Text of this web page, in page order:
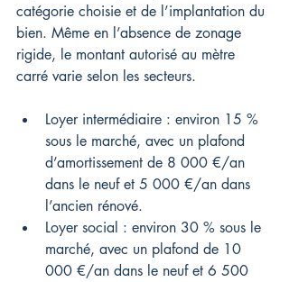
catégorie choisie et de l’implantation du
bien. Même en l’absence de zonage
rigide, le montant autorisé au mètre
carré varie selon les secteurs.
Loyer intermédiaire : environ 15 %
sous le marché, avec un plafond
d’amortissement de 8 000 €/an
dans le neuf et 5 000 €/an dans
l’ancien rénové.
Loyer social : environ 30 % sous le
marché, avec un plafond de 10
000 €/an dans le neuf et 6 500